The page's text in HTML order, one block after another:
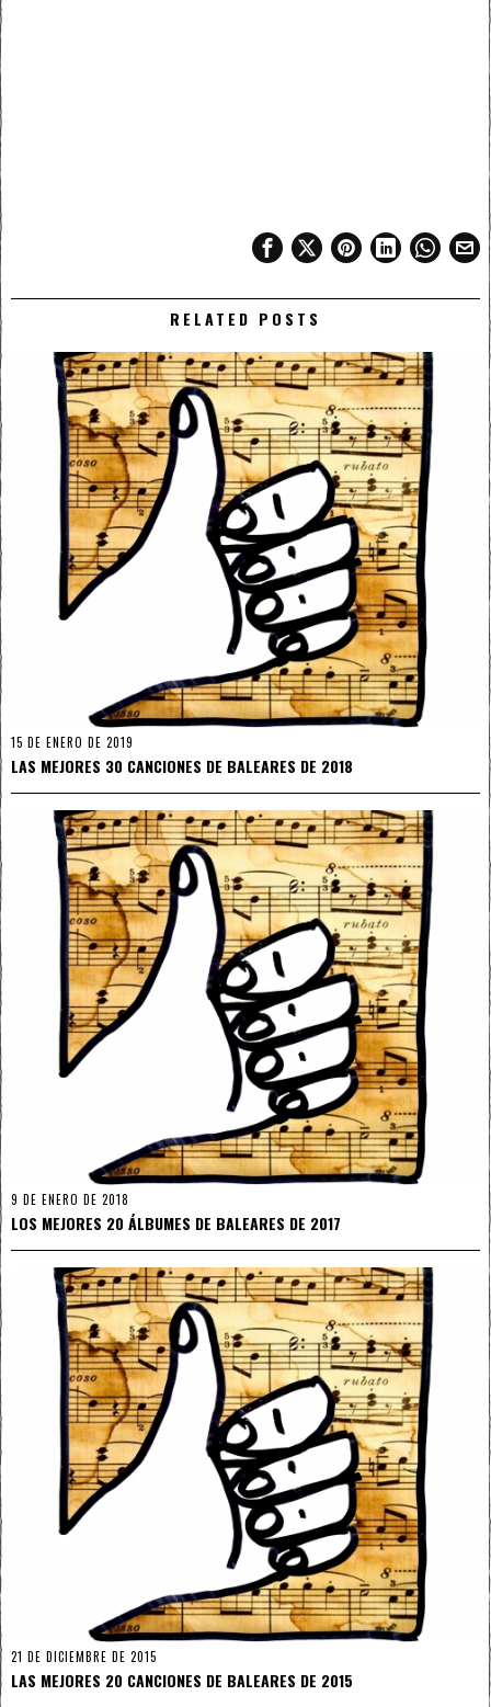
RELATED POSTS
15 DE ENERO DE 2019
LAS MEJORES 30 CANCIONES DE BALEARES DE 2018
9 DE ENERO DE 2018
LOS MEJORES 20 ÁLBUMES DE BALEARES DE 2017
21 DE DICIEMBRE DE 2015
LAS MEJORES 20 CANCIONES DE BALEARES DE 2015